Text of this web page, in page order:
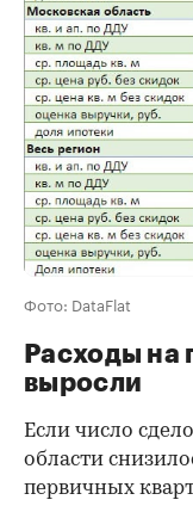
Фото: DataFlat
Расходы на
выросли
Если число
области
первичных